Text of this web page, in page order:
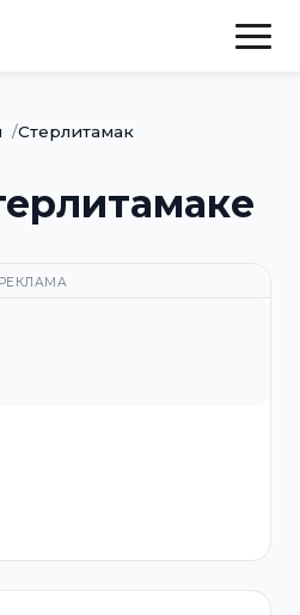
Стерлитамак
РЕКЛАМА